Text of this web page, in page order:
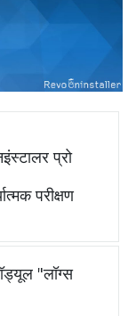
प्रो
परीक्षण
"लॉग्स